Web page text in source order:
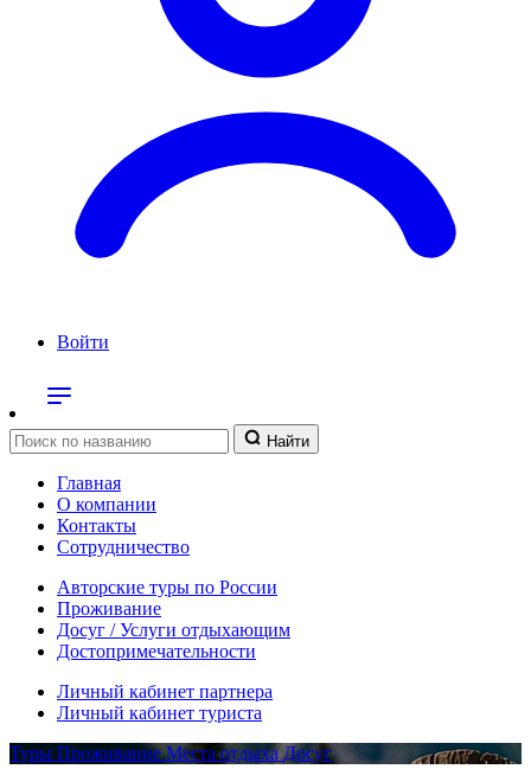
Войти
Найти
Главная
О компании
Контакты
Сотрудничество
Авторские туры по России
Проживание
Досуг / Услуги отдыхающим
Достопримечательности
Личный кабинет партнера
Личный кабинет туриста
Туры ПроживаниеМеста отдыха Досуг